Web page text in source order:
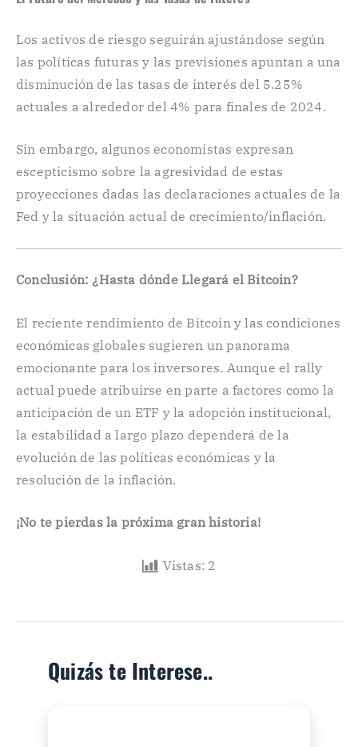
Los activos de riesgo seguirán ajustándose según
las políticas futuras y las previsiones apuntan a una
disminución de las tasas de interés del 5.25%
actuales a alrededor del 4% para finales de 2024.
Sin embargo, algunos economistas expresan
escepticismo sobre la agresividad de estas
proyecciones dadas las declaraciones actuales de la
Fed y la situación actual de crecimiento/inflación.
Conclusión: ¿Hasta dónde Llegará el Bitcoin?
El reciente rendimiento de Bitcoin y las condiciones
económicas globales sugieren un panorama
emocionante para los inversores. Aunque el rally
actual puede atribuirse en parte a factores como la
anticipación de un ETF y la adopción institucional,
la estabilidad a largo plazo dependerá de la
evolución de las políticas económicas y la
resolución de la inflación.
¡No te pierdas la próxima gran historia!
Vistas: 2
Quizás te Interese..